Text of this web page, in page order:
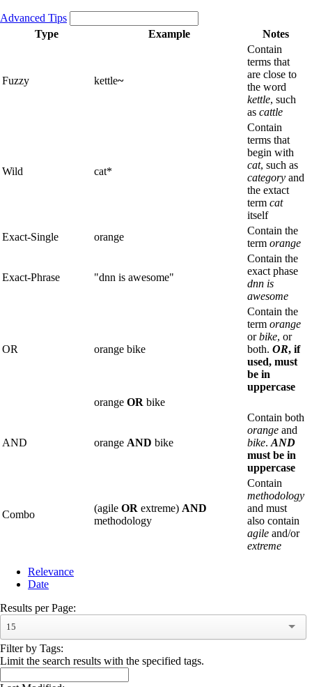
Advanced Tips
Type
Example Notes
Fuzzy kettle~
Contain
terms that
are close to
the word
kettle, such
as cattle
Wild cat*
Contain
terms that
begin with
cat, such as
category and
the extact
term cat
itself
Exact-Single
orange
Contain the
term orange
Exact-Phrase "dnn is awesome"
Contain the
exact phase
dnn is
awesome
OR orange bike
Contain the
term orange
orbike, or
both. OR, if
used, must
be in
uppercase
orange OR bike
AND orange AND bike
Contain both
orange and
bike. AND
must be in
uppercase
Combo
(agile OR extreme) AND
methodology
Contain
methodology
and must
also contain
agile and/or
extreme
Relevance
Date
Results per Page:
15
Filter by Tags:
Limit the search results with the specified tags.